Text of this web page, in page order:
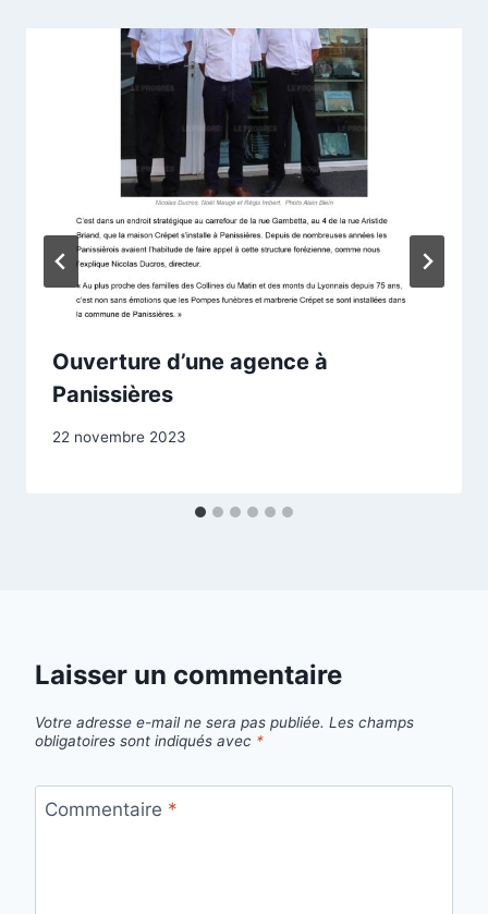
Ouverture d’une agence à
Panissières
Par
22 novembre 2023
Laisser un commentaire
Votre adresse e-mail ne sera pas publiée. Les champs
obligatoires sont indiqués avec *
Commentaire *